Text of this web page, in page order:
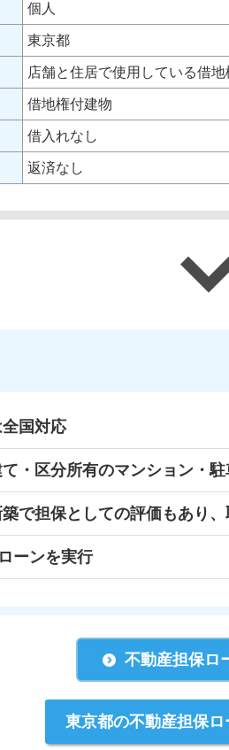
個人
東京都
店舗と住居で使用している借
借地権付建物
借入れなし
返済なし
国対応
・区分所有のマンション・
で担保としての評価もあり
ーンを実行
不動産担保ロ
東京都の不動産担保